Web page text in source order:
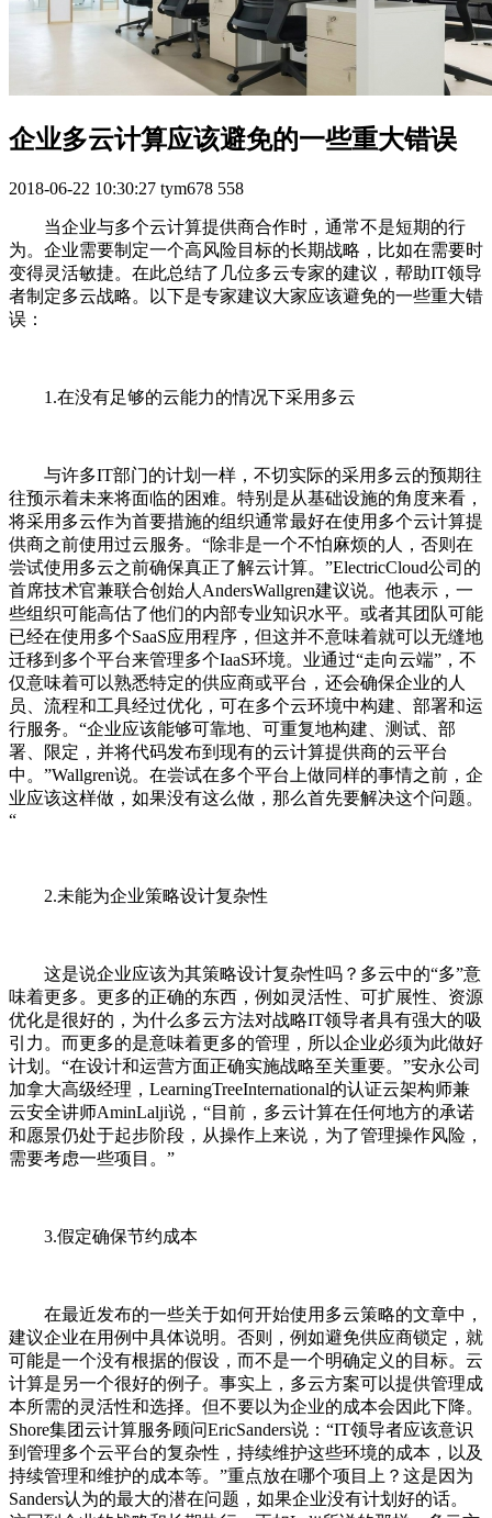
企业多云计算应该避免的一些重大错误
2018-06-22 10:30:27 tym678 558
当企业与多个云计算提供商合作时，通常不是短期的行
为。企业需要制定一个高风险目标的长期战略，比如在需要时
变得灵活敏捷。在此总结了几位多云专家的建议，帮助IT领导
者制定多云战略。以下是专家建议大家应该避免的一些重大错
误：
1.在没有足够的云能力的情况下采用多云
与许多IT部门的计划一样，不切实际的采用多云的预期往
往预示着未来将面临的困难。特别是从基础设施的角度来看，
将采用多云作为首要措施的组织通常最好在使用多个云计算提
供商之前使用过云服务。“除非是一个不怕麻烦的人，否则在
尝试使用多云之前确保真正了解云计算。”ElectricCloud公司的
首席技术官兼联合创始人AndersWallgren建议说。他表示，一
些组织可能高估了他们的内部专业知识水平。或者其团队可能
已经在使用多个SaaS应用程序，但这并不意味着就可以无缝地
迁移到多个平台来管理多个IaaS环境。业通过“走向云端”，不
仅意味着可以熟悉特定的供应商或平台，还会确保企业的人
员、流程和工具经过优化，可在多个云环境中构建、部署和运
行服务。“企业应该能够可靠地、可重复地构建、测试、部
署、限定，并将代码发布到现有的云计算提供商的云平台
中。”Wallgren说。在尝试在多个平台上做同样的事情之前，企
业应该这样做，如果没有这么做，那么首先要解决这个问题。
“
2.未能为企业策略设计复杂性
这是说企业应该为其策略设计复杂性吗？多云中的“多”意
味着更多。更多的正确的东西，例如灵活性、可扩展性、资源
优化是很好的，为什么多云方法对战略IT领导者具有强大的吸
引力。而更多的是意味着更多的管理，所以企业必须为此做好
计划。“在设计和运营方面正确实施战略至关重要。”安永公司
加拿大高级经理，LearningTreeInternational的认证云架构师兼
云安全讲师AminLalji说，“目前，多云计算在任何地方的承诺
和愿景仍处于起步阶段，从操作上来说，为了管理操作风险，
需要考虑一些项目。”
3.假定确保节约成本
在最近发布的一些关于如何开始使用多云策略的文章中，
建议企业在用例中具体说明。否则，例如避免供应商锁定，就
可能是一个没有根据的假设，而不是一个明确定义的目标。云
计算是另一个很好的例子。事实上，多云方案可以提供管理成
本所需的灵活性和选择。但不要以为企业的成本会因此下降。
Shore集团云计算服务顾问EricSanders说：“IT领导者应该意识
到管理多个云平台的复杂性，持续维护这些环境的成本，以及
持续管理和维护的成本等。”重点放在哪个项目上？这是因为
Sanders认为的最大的潜在问题，如果企业没有计划好的话。